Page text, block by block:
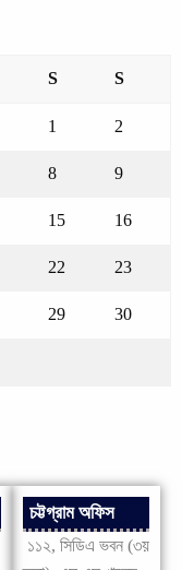
S S
1 2
8 9
15 16
22 23
29 30
চট্টগ্রাম অফিস
১১২, সিডিএ ভবন (৩য়